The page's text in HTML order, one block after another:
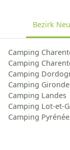
Bezirk
Camping
Camping
Camping
Camping Gironde
Camping Landes
Camping Lot-et-
Camping